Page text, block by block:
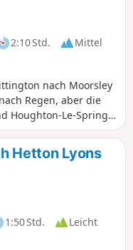
2:10 Std.
Mittel
nach Moorsley
Regen, aber die
Houghton-Le-Spring
der Wanderung führt
und Hetton und
Hetton Lyons
1:50 Std.
Leicht